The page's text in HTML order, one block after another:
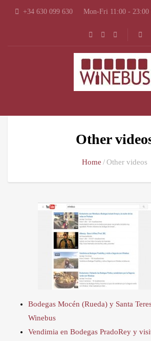
+34 630 099 630 Mon-Fri 11:00 - 23:00
Other
Home Other videos
Bodegas Mocén (Rueda) y Santa
Winebus
Vendimia en Bodegas PradoRey y